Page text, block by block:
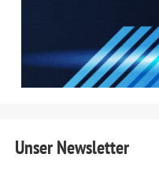
Unser Newsletter